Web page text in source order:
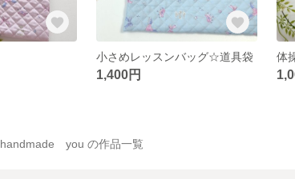
小さめレッスンバッグ☆道具袋
1,400円
体
handmade you の作品一覧